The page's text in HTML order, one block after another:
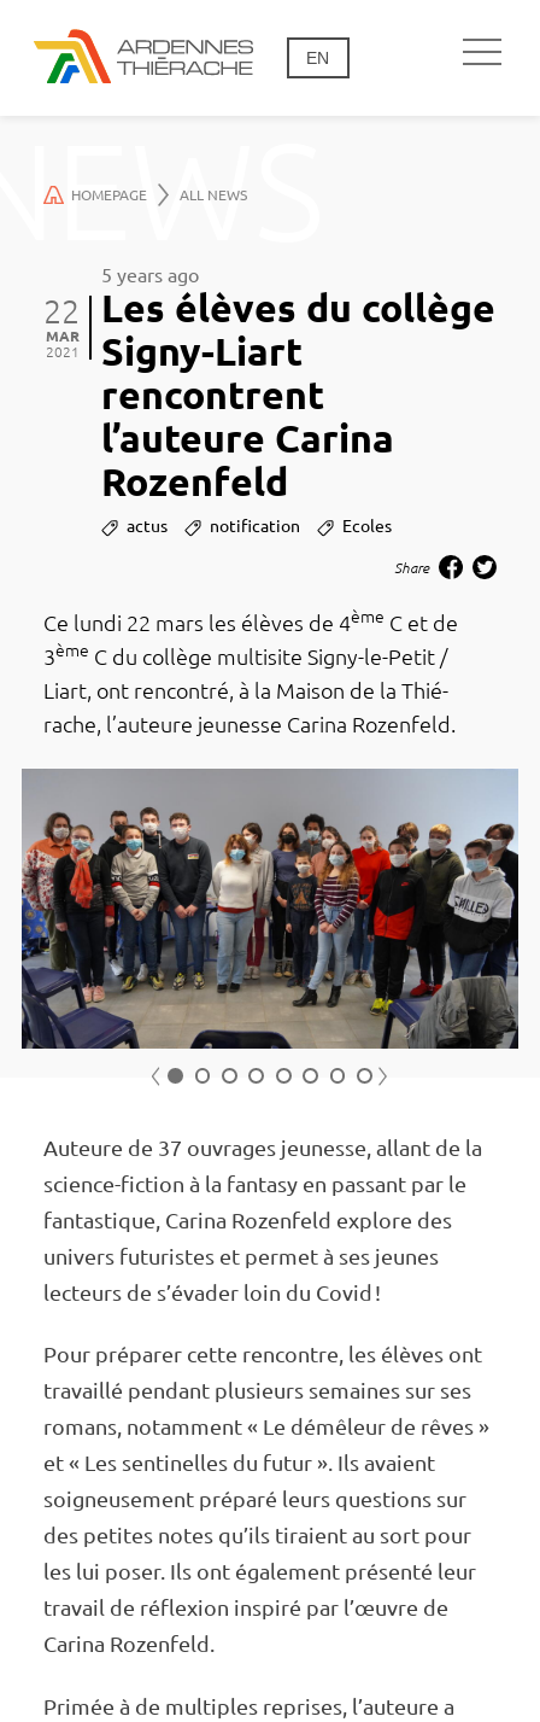
EN
HOMEPAGE ALL NEWS
Les élèves du collège
Signy-Liart
rencontrent
l’auteure Carina
Rozenfeld
5 years ago
22
MAR
2021
actus notification Ecoles
Share
Ce lundi 22 mars les élèves de 4ème C et de
3ème C du collège multi­­­­site Signy-le-Petit /
Liart, ont rencon­­­­tré, à la Maison de la Thié­­­­
rache, l’au­­­­teure jeunesse Carina Rozen­­­­feld.
1 2 3 4 5
Auteure de 37 ouvrages jeunesse, allant de la
science-fiction à la fantasy en passant par le
fantas­­­­tique, Carina Rozen­­­­feld explore des
univers futu­­­­ristes et permet à ses jeunes
lecteurs de s’éva­­­­der loin du Covid !
Pour prépa­­­­rer cette rencontre, les élèves ont
travaillé pendant plusieurs semaines sur ses
romans, notam­­­­ment « Le démê­­­­leur de rêves »
et « Les senti­­­­nelles du futur ». Ils avaient
soigneu­­­­se­­­­ment préparé leurs ques­­­­tions sur
des petites notes qu’ils tiraient au sort pour
les lui poser. Ils ont égale­­­­ment présenté leur
travail de réflexion inspiré par l’œuvre de
Carina Rozen­­­­feld.
Primée à de multiples reprises, l’au­­­­teure a